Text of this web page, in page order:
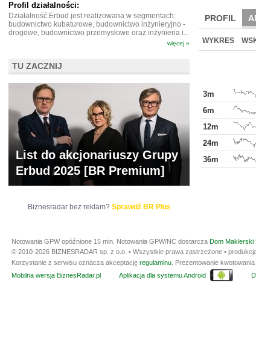
PROFIL
WYKRES
3m
6m
12m
24m
36m
Profil działalności:
Działalność Erbud jest realizowana w segmentach:
budownictwo kubaturowe, budownictwo inżynieryjno -
drogowe, budownictwo przemysłowe oraz inżynieria i...
więcej »
TU ZACZNIJ
List do akcjonariuszy Grupy
Erbud 2025 [BR Premium]
Biznesradar bez reklam? Sprawdź BR Plus
Notowania GPW opóźnione 15 min. Notowania GPW/NC dostarcza Dom Maklerski
© 2010-2026 BIZNESRADAR sp. z o.o. • Wszystkie prawa zastrzeżone •
Korzystanie z serwisu oznacza akceptację regulaminu . Prezentowanie
Mobilna wersja BiznesRadar.pl
Aplikacja dla systemu Android